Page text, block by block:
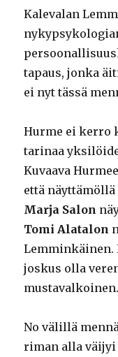
Kalevalan
tapaus, jonka
ei nyt tässä
Hurme ei kerro
tarinaa
Kuvaava
että
Marja Salon
Tomi Alatalon
Lemminkäinen.
joskus olla
mustavalkoinen.
No välillä
riman alla